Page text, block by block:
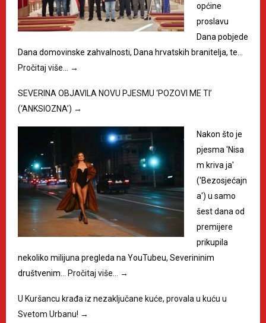
općine
proslavu
Dana pobjede
Dana domovinske zahvalnosti, Dana hrvatskih branitelja, te…
Pročitaj više…
→
SEVERINA OBJAVILA NOVU PJESMU ‘POZOVI ME TI’
(‘ANKSIOZNA’) →
Nakon što je
pjesma 'Nisa
m kriva ja'
('Bezosjećajn
a') u samo
šest dana od
premijere
prikupila
nekoliko milijuna pregleda na YouTubeu, Severininim
društvenim…
Pročitaj više… →
U Kuršancu krađa iz nezaključane kuće, provala u kuću u
Svetom Urbanu! →